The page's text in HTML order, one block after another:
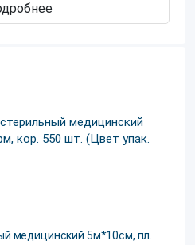
медицинский 5м*10см, пл.